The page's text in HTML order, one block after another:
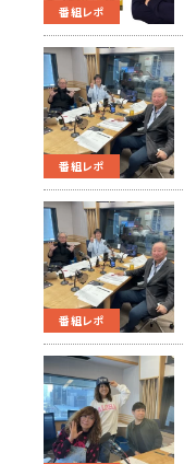
番組レポ
番組レポ
番組レポ